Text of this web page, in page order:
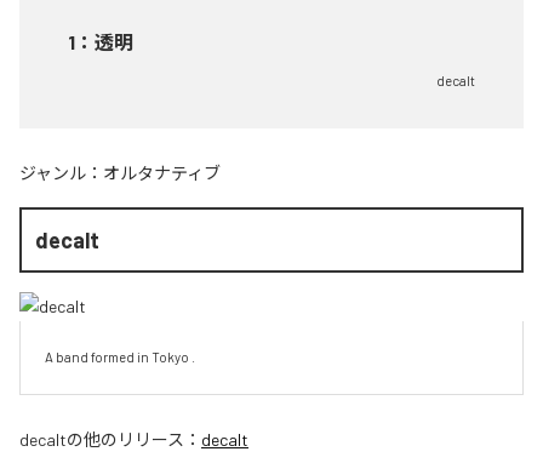
1 ： 透明
decalt
ジャンル： オルタナティブ
decalt
A band formed in Tokyo .
decaltの他のリリース： decalt